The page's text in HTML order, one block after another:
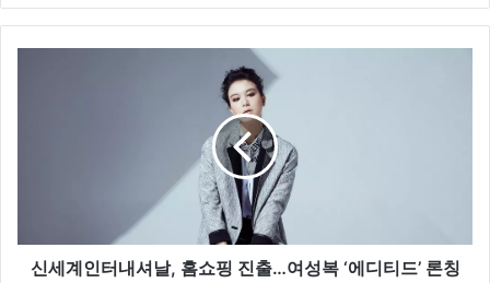
te bo
ok
dIn
,
홈신세계인터내셔날, 홈쇼핑 진출…여성복 ‘에디티드’ 론칭